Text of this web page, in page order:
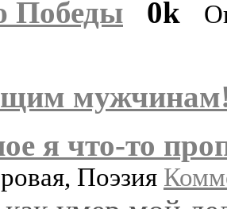
Победы 0k
я что-то
Поэзия